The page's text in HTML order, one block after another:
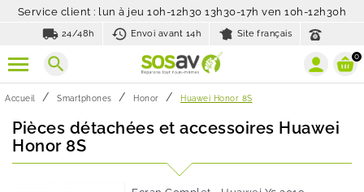
Service client : lun à jeu 10h-12h30 13h30-17h ven 10h-12h30h
local_shipping 24/48h history_toggle_off
Envoi avant 14h Site français
search 0
Accueil Smartphones Honor Huawei Honor 8S
Pièces détachées et accessoires Huawei
Honor 8S